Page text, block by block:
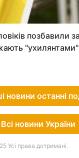
позбавили
"ухилянтами"
новини останні
Всі новини України
Усі права дотримані.